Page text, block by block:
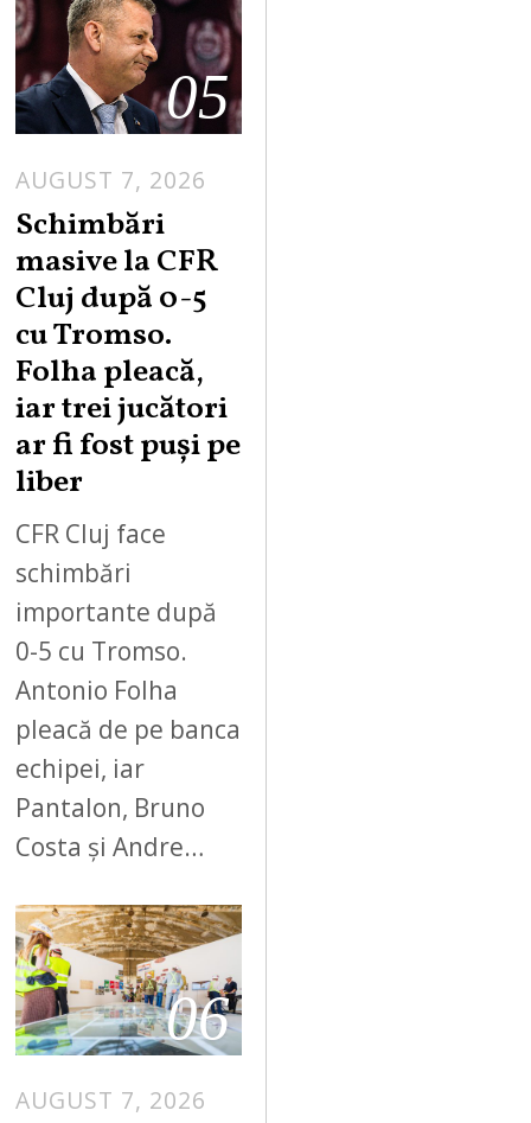
05
AUGUST 7, 2026
Schimbări
masive la CFR
Cluj după 0-5
cu Tromso.
Folha pleacă,
iar trei jucători
ar fi fost puși pe
liber
CFR Cluj face
schimbări
importante după
0-5 cu Tromso.
Antonio Folha
pleacă de pe banca
echipei, iar
Pantalon, Bruno
Costa și Andre…
06
AUGUST 7, 2026